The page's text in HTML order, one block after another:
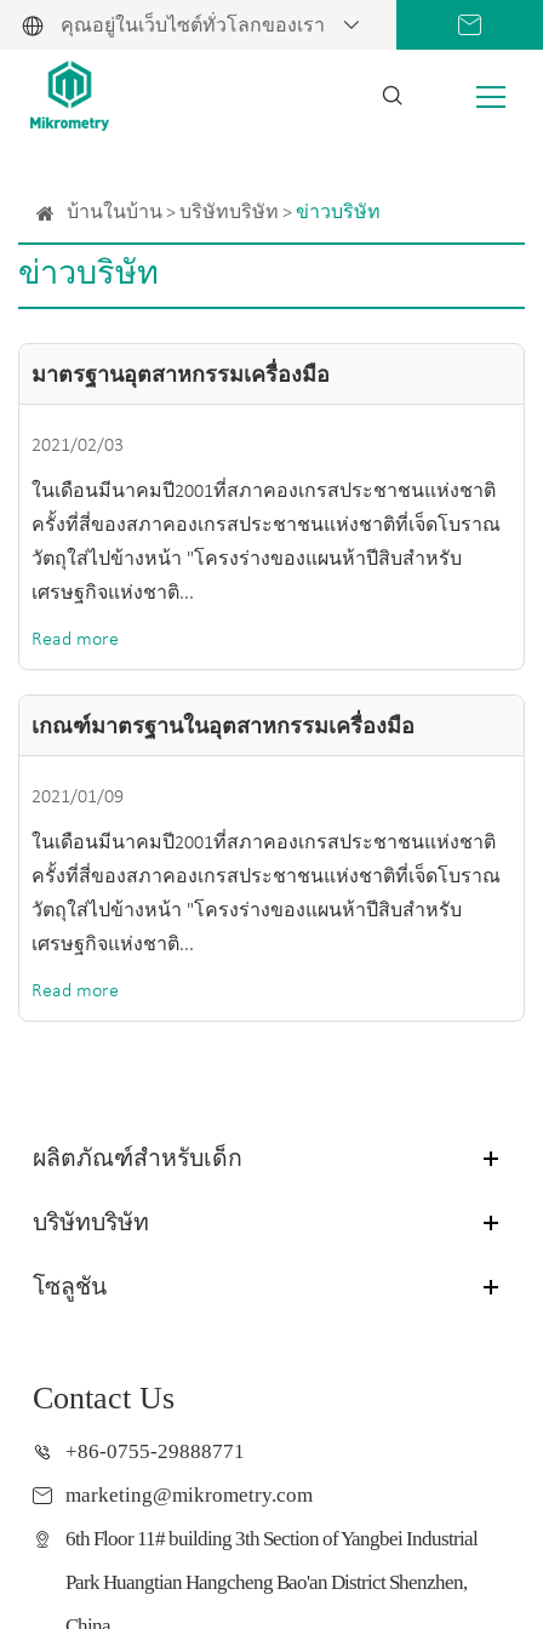
คุณอยู่ในเว็บไซต์ทั่วโลกของเรา
บ้านในบ้าน บริษัทบริษัท ข่าวบริษัท
ข่าวบริษัท
มาตรฐานอุตสาหกรรมเครื่องมือ
2021/02/03
ในเดือนมีนาคมปี2001ที่สภาคองเกรสประชาชนแห่งชาติ
ครั้งที่สี่ของสภาคองเกรสประชาชนแห่งชาติที่เจ็ดโบราณ
วัตถุใส่ไปข้างหน้า "โครงร่างของแผนห้าปีสิบสำหรับ
เศรษฐกิจแห่งชาติ...
Read more
เกณฑ์มาตรฐานในอุตสาหกรรมเครื่องมือ
2021/01/09
ในเดือนมีนาคมปี2001ที่สภาคองเกรสประชาชนแห่งชาติ
ครั้งที่สี่ของสภาคองเกรสประชาชนแห่งชาติที่เจ็ดโบราณ
วัตถุใส่ไปข้างหน้า "โครงร่างของแผนห้าปีสิบสำหรับ
เศรษฐกิจแห่งชาติ...
Read more
ผลิตภัณฑ์สำหรับเด็ก
บริษัทบริษัท
โซลูชัน
Contact Us
+86-0755-29888771
marketing@mikrometry.com
6th Floor 11# building 3th Section of Yangbei Industrial
Park Huangtian Hangcheng Bao'an District Shenzhen,